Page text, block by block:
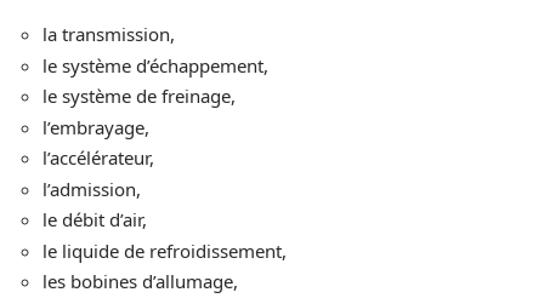
la transmission,
le système d’échappement,
le système de freinage,
l’embrayage,
l’accélérateur,
l’admission,
le débit d’air,
le liquide de refroidissement,
les bobines d’allumage,